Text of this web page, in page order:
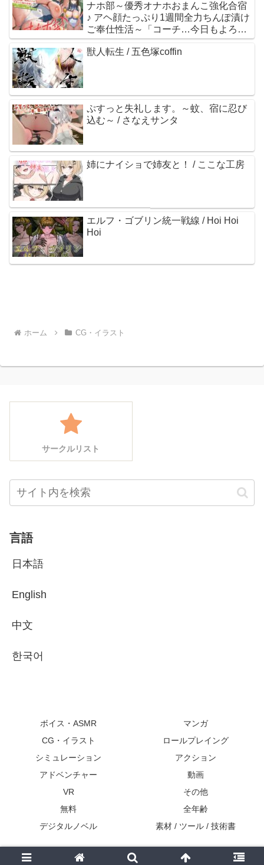
ナホ部～優秀オナホおまんこ強化合宿
♪ アヘ顔たっぷり1週間全力ちんぽ漬け
ご奉仕性活～「コーチ…今日もよろし
くお願いします…♡」 / 裏垢スタジオ /
涼花みなせ
獣人転生 / 五色塚coffin
ぷすっと失礼します。～蚊、宿に忍び
込む～ / さなえサンタ
姉にナイショで姉友と！ / ここな工房
エルフ・ゴブリン統一戦線 / Hoi Hoi
Hoi
ホーム CG・イラスト
サークルリスト
言語
日本語
English
中文
한국어
ボイス・ASMR
マンガ
CG・イラスト
ロールプレイング
シミュレーション
アクション
アドベンチャー
動画
VR
その他
無料
全年齢
デジタルノベル
素材 / ツール / 技術書